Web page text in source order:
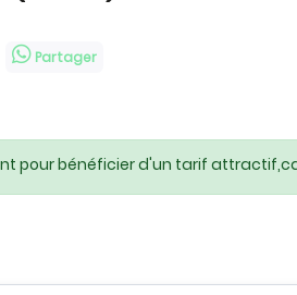
Partager
pour bénéficier d'un tarif